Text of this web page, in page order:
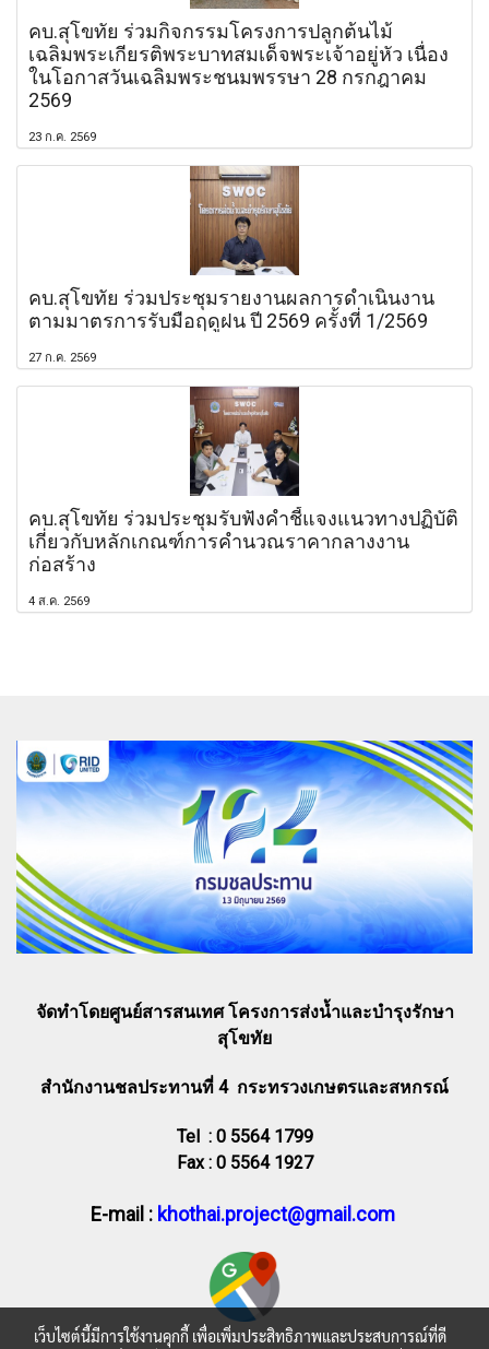
คบ.สุโขทัย ร่วมกิจกรรมโครงการปลูกต้นไม้
เฉลิมพระเกียรติพระบาทสมเด็จพระเจ้าอยู่หัว เนื่อง
ในโอกาสวันเฉลิมพระชนมพรรษา 28 กรกฎาคม
2569
23 ก.ค. 2569
คบ.สุโขทัย ร่วมประชุมรายงานผลการดำเนินงาน
ตามมาตรการรับมือฤดูฝน ปี 2569 ครั้งที่ 1/2569
27 ก.ค. 2569
คบ.สุโขทัย ร่วมประชุมรับฟังคำชี้แจงแนวทางปฏิบัติ
เกี่ยวกับหลักเกณฑ์การคำนวณราคากลางงาน
ก่อสร้าง
4 ส.ค. 2569
จัดทำโดยศูนย์สารสนเทศ โครงการส่งน้ำและบำรุงรักษา
สุโขทัย
สำนักงานชลประทานที่ 4 กระทรวงเกษตรและสหกรณ์
Tel : 0 5564 1799
Fax : 0 5564 1927
E-mail : khothai.project@gmail.com
เว็บไซต์นี้มีการใช้งานคุกกี้ เพื่อเพิ่มประสิทธิภาพและประสบการณ์ที่ดี